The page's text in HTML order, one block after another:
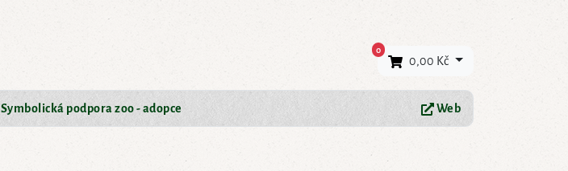
0×
0,00 Kč
Symbolická podpora zoo - adopce Web